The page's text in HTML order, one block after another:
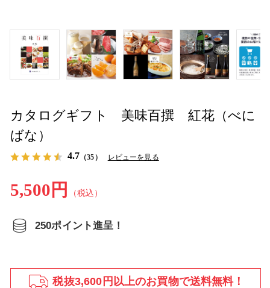
カタログギフト 美味百撰 紅花（べに
ばな）
4.7 （35） レビューを見る
5,500円 （税込）
250ポイント進呈！
税抜3,600円以上のお買物で送料無料！